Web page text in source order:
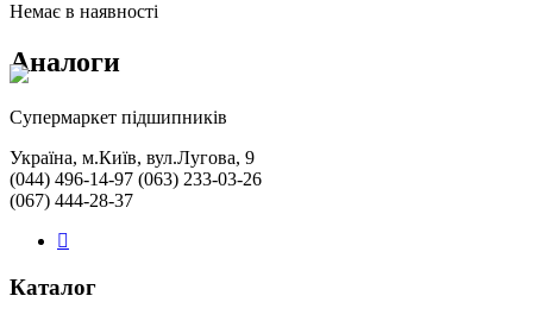
Немає в наявності
Аналоги
Cупермаркет підшипників
Україна, м.Київ, вул.Лугова, 9
(044) 496-14-97 (063) 233-03-26
(067) 444-28-37
Каталог